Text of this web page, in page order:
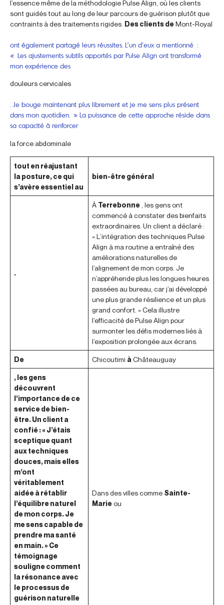
l’essence même de la méthodologie Pulse Align, où les clients
sont guidés tout au long de leur parcours de guérison plutôt que
contraints à des traitements rigides. Des clients deMont-Royal
ont également partagé leurs réussites. L’un d’eux a mentionné :
« Les ajustements subtils apportés par Pulse Align ont transformé
mon expérience des
douleurs cervicales
. Je bouge maintenant plus librement et je me sens plus présent
dans mon quotidien. » La puissance de cette approche réside dans
sa capacité à renforcer
la force abdominale
tout en réajustant
la posture, ce qui
s’avère essentiel au
bien-être général
.
À Terrebonne , les gens ont
commencé à constater des bienfaits
extraordinaires. Un client a déclaré :
« L’intégration des techniques Pulse
Align à ma routine a entraîné des
améliorations naturelles de
l’alignement de mon corps. Je
n’appréhende plus les longues heures
passées au bureau, car j’ai développé
une plus grande résilience et un plus
grand confort. » Cela illustre
l’efficacité de Pulse Align pour
surmonter les défis modernes liés à
l’exposition prolongée aux écrans.
De Chicoutimi à Châteauguay
, les gens
découvrent
l’importance de ce
service de bien-
être. Un client a
confié : « J’étais
sceptique quant
aux techniques
douces, mais elles
m’ont
véritablement
aidée à rétablir
l’équilibre naturel
de mon corps. Je
me sens capable de
prendre ma santé
en main. » Ce
témoignage
souligne comment
la résonance avec
le processus de
guérison naturelle
Dans des villes comme Sainte-
Marieou